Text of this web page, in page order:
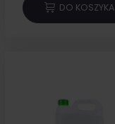
DO KOSZYKA